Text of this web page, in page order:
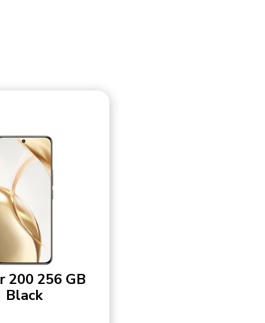
200 256 GB
Black